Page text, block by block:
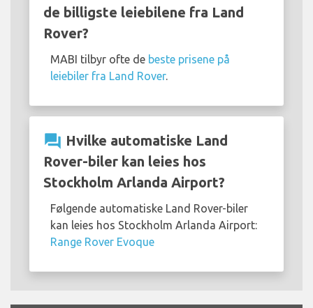
de billigste leiebilene fra Land
Rover?
MABI tilbyr ofte de beste prisene på
leiebiler fra Land Rover.
question_answer Hvilke automatiske Land
Rover-biler kan leies hos
Stockholm Arlanda Airport?
Følgende automatiske Land Rover-biler
kan leies hos Stockholm Arlanda Airport:
Range Rover Evoque